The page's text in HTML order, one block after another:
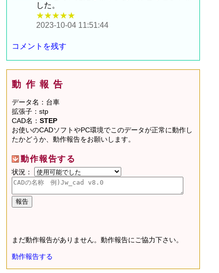
した。
★★★★★
2023-10-04 11:51:44
コメントを残す
動作報告
データ名：台車
拡張子：stp
CAD名：STEP
お使いのCADソフトやPC環境でこのデータが正常に動作し
たかどうか、動作報告をお願いします。
動作報告する
状況：
まだ動作報告がありません。動作報告にご協力下さい。
動作報告する